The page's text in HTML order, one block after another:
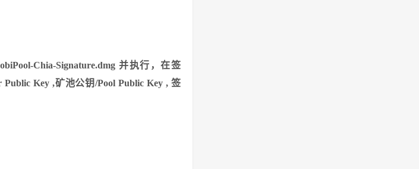
Chia-Signature.dmg 并执⾏，在签
Key ,矿池公钥/Pool Public Key , 签